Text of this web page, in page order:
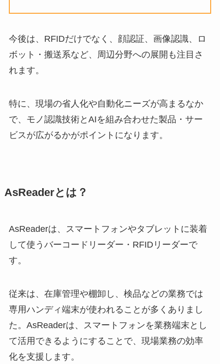
今後は、RFIDだけでなく、顔認証、画像認識、ロ
ボット・搬送系など、周辺分野への展開も注目さ
れます。
特に、現場の省人化や自動化ニーズが高まるなか
で、モノ認識技術とAIを組み合わせた製品・サー
ビスが広がるかがポイントになります。
AsReaderとは？
AsReaderは、スマートフォンやタブレットに装着
して使うバーコードリーダー・RFIDリーダーで
す。
従来は、在庫管理や棚卸し、検品などの業務では
専用ハンディ端末が使われることが多くありまし
た。AsReaderは、スマートフォンを業務端末とし
て活用できるようにすることで、現場業務の効率
化を支援します。